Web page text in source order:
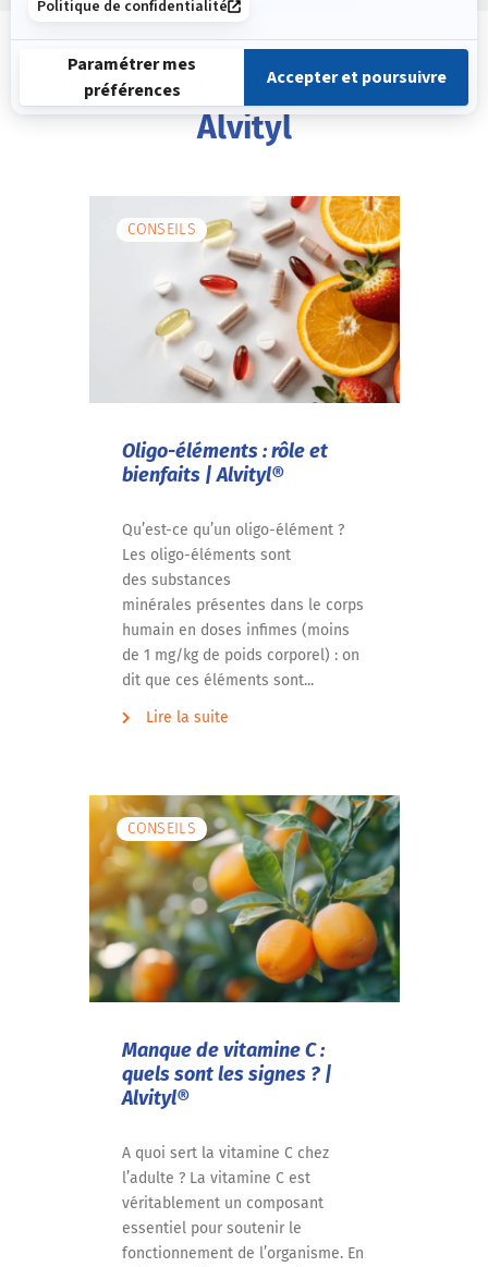
Retrouvez d’autresconseils
Alvityl
CONSEILS
Oligo-éléments : rôle et
bienfaits | Alvityl®
Qu’est-ce qu’un oligo-élément ?
Les oligo-éléments sont
des substances
minérales présentes dans le corps
humain en doses infimes (moins
de 1 mg/kg de poids corporel) : on
dit que ces éléments sont...
Lire la suite
CONSEILS
Manque de vitamine C :
quels sont les signes ? |
Alvityl®
A quoi sert la vitamine C chez
l’adulte ? La vitamine C est
véritablement un composant
essentiel pour soutenir le
fonctionnement de l’organisme. En